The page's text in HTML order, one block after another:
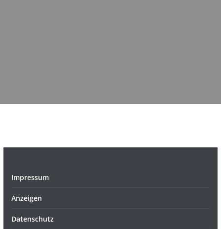
Impressum
Anzeigen
Datenschutz